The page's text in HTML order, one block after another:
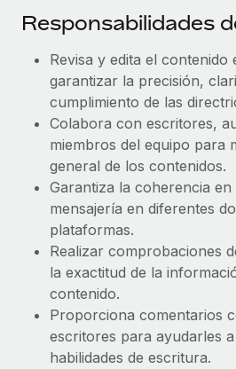
normativo.
Gestión de dispositivos
Proporciona dispositivos
en todo el mundo.
Apertura de entidades
Abre entidades conforme a la
Movilidad y reubicación
Reubica a los empleados con
Prestaciones
Gestiona las prestaciones de
complicaciones.
Explora el blog
BLOG
Novedades de producto de
Integraciones con Gusto y
Management Plus
La misión de Remote sigue siendo
todos los tamaños a contratar,
Más información
Pento se convierte en un
Responsabilidades
Revisa y edita el contenido
garantizar la precisión,
cumplimiento de las
Colabora con escritores,
miembros del equipo para
general de los contenidos.
Garantiza la coherencia
mensajería en diferentes
plataformas.
Realizar comprobaciones
la exactitud de la
contenido.
Proporciona comentarios
escritores para ayudarles
habilidades de escritura.